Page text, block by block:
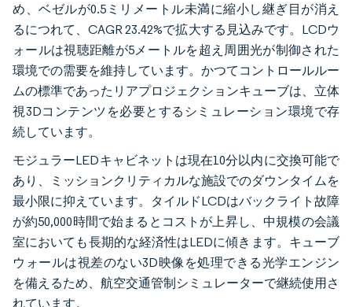
め、ベゼルが0.5ミリメートル未満に縮小し継ぎ目が消え
るにつれて、CAGR 23.42%で拡大する見込みです。LCDウ
ォールは視聴距離が5メートルを超え周囲光が制御された
環境での需要を維持しています。かつてコントロールルー
ムの標準であったリアプロジェクションキューブは、立体
視3Dコンテンツを必要とするシミュレーション環境で存
続しています。
モジュラーLEDキャビネットは現在10分以内に交換可能で
あり、ミッションクリティカルな施設でのダウンタイムを
最小限に抑えています。タイルドLCDはバックライト故障
が約50,000時間で始まるとコストが上昇し、中規模の会議
室においても長期的な経済性はLEDに傾きます。キューブ
ウォールは視差のない3D映像を処理できる光学エンジン
を備えるため、航空交通管制シミュレーターで継続使用さ
れています。